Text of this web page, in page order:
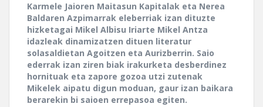
Karmele Jaioren Maitasun Kapitalak eta Nerea
Baldaren Azpimarrak eleberriak izan dituzte
hizketagai Mikel Albisu Iriarte Mikel Antza
idazleak dinamizatzen dituen literatur
solasaldietan Agoitzen eta Aurizberrin. Saio
ederrak izan ziren biak irakurketa desberdinez
hornituak eta zapore gozoa utzi zutenak
Mikelek aipatu digun moduan, gaur izan baikara
berarekin bi saioen errepasoa egiten.